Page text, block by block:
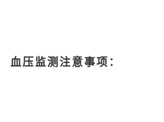
血压监测注意事项：